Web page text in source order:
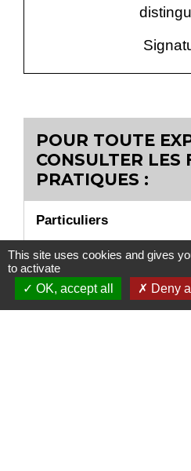
POUR TOUTE
CONSULTER LES
PRATIQUES :
Particuliers
Faire du commerce en
règles à respecter
Signaler une
This site uses cookies and gives
to activate
OK, accept all
Deny